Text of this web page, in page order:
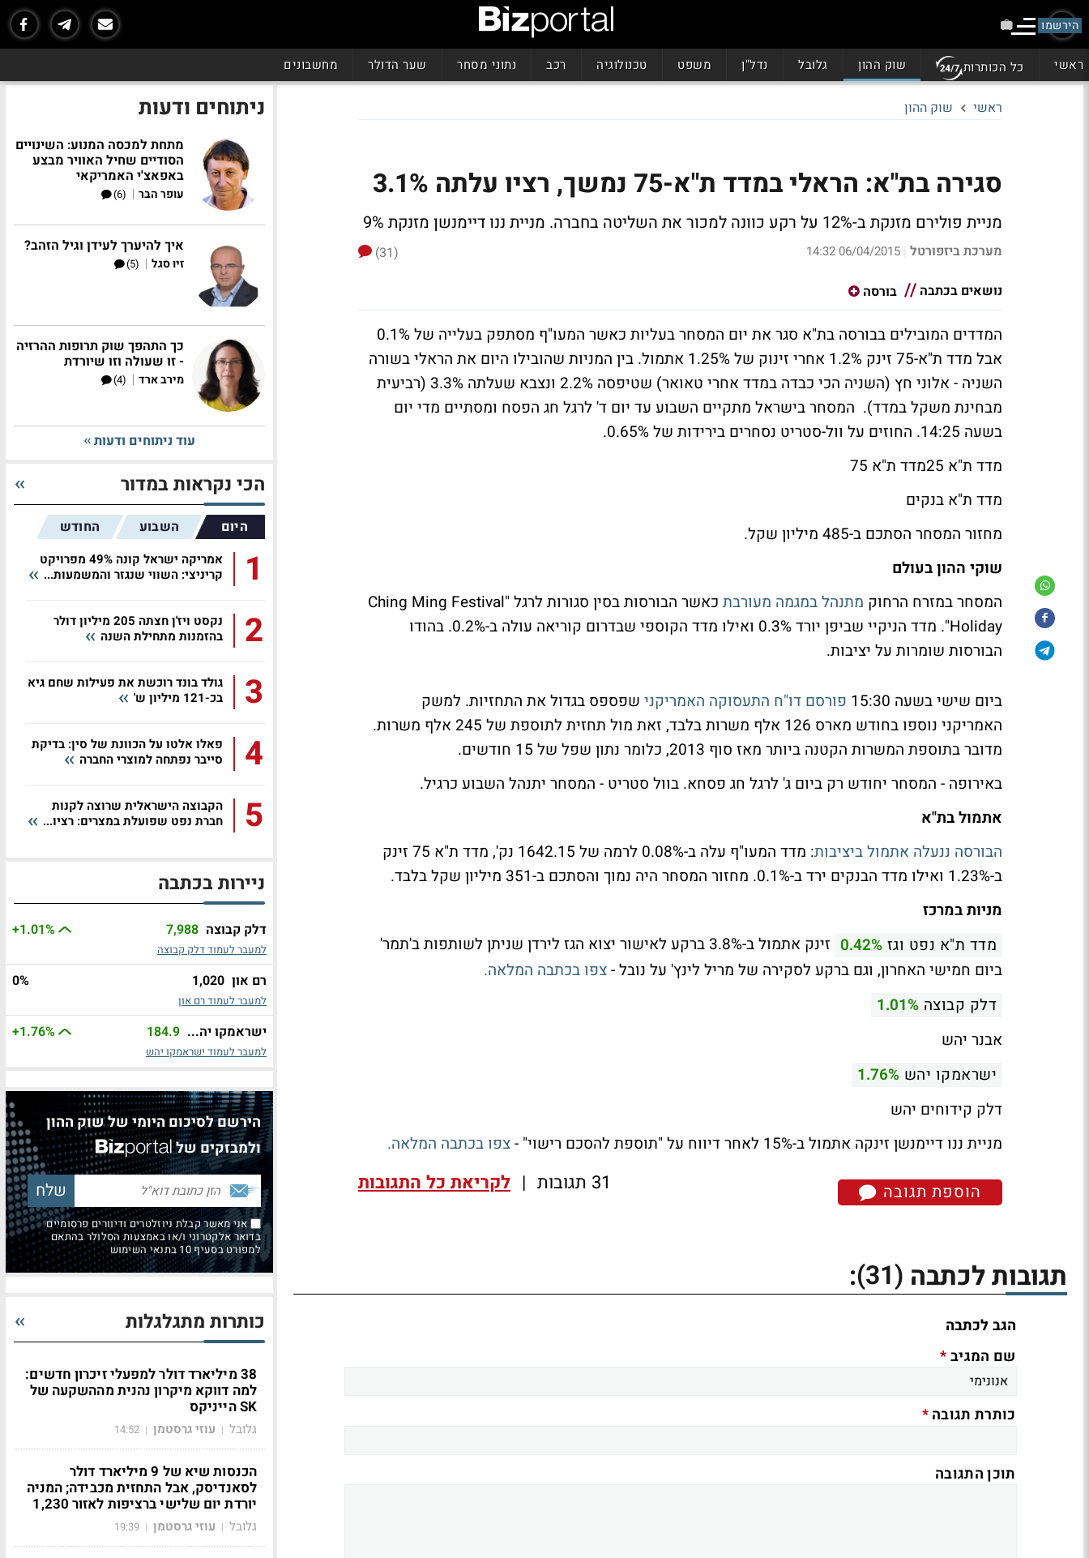
הירשמו
ראשי כל הכותרות שוק ההון גלובל נדל"ן משפט טכנולוגיה רכב נתוני מסחר שער הדולר מחשבונים
ראשי שוק ההון
סגירה בת"א: הראלי במדד ת"א-75 נמשך, רציו עלתה 3.1%
מניית פולירם מזנקת ב-12% על רקע כוונה למכור את השליטה בחברה. מניית ננו דיימנשן מזנקת 9%
מערכת ביזפורטל |
06/04/2015 14:32
(31)
נושאים בכתבה
בורסה
המדדים המובילים בבורסה בת"א סגר את יום המסחר בעליות כאשר המעו"ף מסתפק בעלייה של 0.1%
אבל מדד ת"א-75 זינק 1.2% אחרי זינוק של 1.25% אתמול. בין המניות שהובילו היום את הראלי בשורה
השניה - אלוני חץ (השניה הכי כבדה במדד אחרי טאואר) שטיפסה 2.2% ונצבא שעלתה 3.3% (רביעית
מבחינת משקל במדד). המסחר בישראל מתקיים השבוע עד יום ד' לרגל חג הפסח ומסתיים מדי יום
בשעה 14:25. החוזים על וול-סטריט נסחרים בירידות של 0.65%.
מדד ת"א 25מדד ת"א 75
מדד ת"א בנקים
מחזור המסחר הסתכם ב-485 מיליון שקל.
שוקי ההון בעולם
המסחר במזרח הרחוק מתנהל במגמה מעורבת
כאשר הבורסות בסין סגורות לרגל "Ching Ming Festival
Holiday". מדד הניקיי שביפן יורד 0.3% ואילו מדד הקוספי שבדרום קוריאה עולה ב-0.2%. בהודו
הבורסות שומרות על יציבות.
ביום שישי בשעה 15:30 פורסם דו"ח התעסוקה האמריקני שפספס בגדול את התחזיות. למשק
האמריקני נוספו בחודש מארס 126 אלף משרות בלבד, זאת מול תחזית לתוספת של 245 אלף משרות.
מדובר בתוספת המשרות הקטנה ביותר מאז סוף 2013, כלומר נתון שפל של 15 חודשים.
באירופה - המסחר יחודש רק ביום ג' לרגל חג פסחא. בוול סטריט - המסחר יתנהל השבוע כרגיל.
אתמול בת"א
הבורסה ננעלה אתמול ביציבות
: מדד המעו"ף עלה ב-0.08% לרמה של 1642.15 נק', מדד ת"א 75 זינק
ב-1.23% ואילו מדד הבנקים ירד ב-0.1%. מחזור המסחר היה נמוך והסתכם ב-351 מיליון שקל בלבד.
מניות במרכז
מדד ת"א נפט וגז 0.42%
זינק אתמול ב-3.8% ברקע לאישור יצוא הגז לירדן שניתן לשותפות ב'תמר'
ביום חמישי האחרון, וגם ברקע לסקירה של מריל לינץ' על נובל -צפו בכתבה המלאה.
דלק קבוצה 1.01%
אבנר יהש
ישראמקו יהש 1.76%
דלק קידוחים יהש
מניית ננו דיימנשן זינקה אתמול ב-15% לאחר דיווח על "תוספת להסכם רישוי" -
צפו בכתבה המלאה.
הוספת תגובה 31 תגובות | לקריאת כל התגובות
תגובות לכתבה (31)
:
הגב לכתבה
שם המגיב*
כותרת תגובה*
תוכן התגובה
ניתוחים ודעות
מתחת למכסה המנוע: השינויים
הסודיים שחיל האוויר מבצע
באפאצ'י האמריקאי
עופר הבר |
(6)
איך להיערך לעידן וגיל הזהב?
זיו סגל |
(5)
כך התהפך שוק תרופות ההרזיה
- זו שעולה וזו שיורדת
מירב ארד |
(4)
עוד ניתוחים ודעות
הכי נקראות במדור
היום השבוע החודש
1
אמריקה ישראל קונה 49% מפרויקט
קריניצי: השווי שנגזר והמשמעות...
2
נקסט ויז'ן חצתה 205 מיליון דולר
בהזמנות מתחילת השנה
3
גולד בונד רוכשת את פעילות שחם גיא
בכ-121 מיליון ש'
4
פאלו אלטו על הכוונת של סין: בדיקת
סייבר נפתחה למוצרי החברה
5
הקבוצה הישראלית שרוצה לקנות
חברת נפט שפועלת במצרים: רציו...
ניירות בכתבה
דלק קבוצה 7,988
+1.01%
למעבר לעמוד דלק קבוצה
רם און 1,020
0%
למעבר לעמוד רם און
ישראמקו יה... 184.9
+1.76%
למעבר לעמוד ישראמקו יהש
הירשם לסיכום היומי של שוק ההון
ולמבזקים של
אני מאשר קבלת ניוזלטרים ודיוורים פרסומיים
בדואר אלקטרוני ו/או באמצעות הסלולר בהתאם
למפורט בסעיף 10 בתנאי השימוש
כותרות מתגלגלות
38 מיליארד דולר למפעלי זיכרון חדשים:
למה דווקא מיקרון נהנית מההשקעה של
SK הייניקס
גלובל | עוזי גרסטמן |
14:52
הכנסות שיא של 9 מיליארד דולר
לסאנדיסק, אבל התחזית מכבידה; המניה
יורדת יום שלישי ברציפות לאזור 1,230
גלובל | עוזי גרסטמן |
19:39